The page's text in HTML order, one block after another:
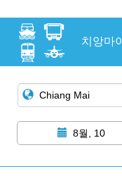
치앙마
8월, 10